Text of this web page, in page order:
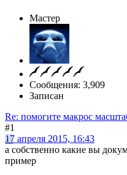
Мастер
Сообщения: 3,909
Записан
Re: помогите макрос
#1
17 апреля 2015, 16:43
а собственно какие вы
пример